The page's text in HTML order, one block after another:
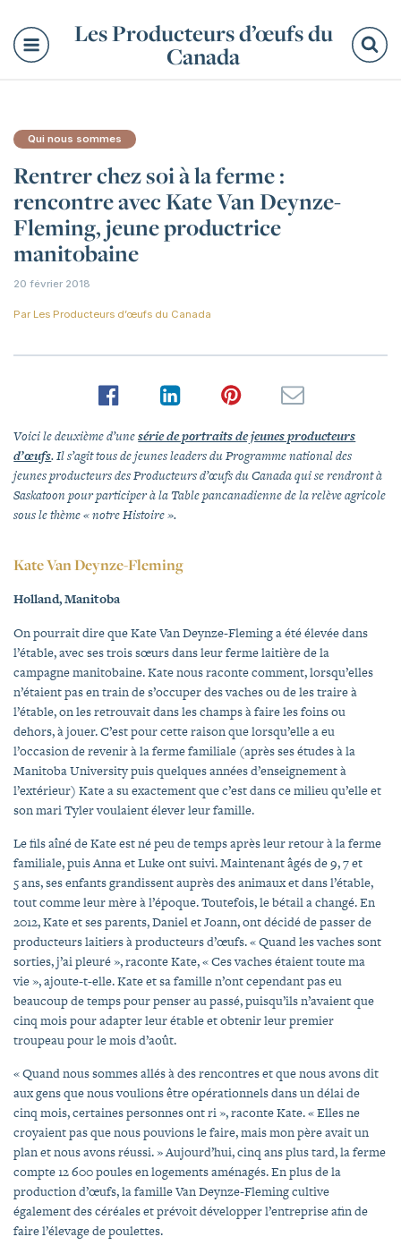
Les Producteurs d’œufs du
Canada
Qui nous sommes
Rentrer chez soi à la ferme :
rencontre avec Kate Van Deynze-
Fleming, jeune productrice
manitobaine
20 février 2018
Par Les Producteurs d’œufs du Canada
Voici le deuxième d’unesérie de portraits de jeunes producteurs
d’œufs.Il s’agit tous de jeunes leaders du Programme national des
jeunes producteurs des Producteurs d’œufs du Canada qui se rendront à
Saskatoon pour participer à la Table pancanadienne de la relève agricole
sous le thème « notre Histoire ».
Kate Van Deynze-Fleming
Holland, Manitoba
On pourrait dire que Kate Van Deynze-Fleming a été élevée dans
l’étable, avec ses trois sœurs dans leur ferme laitière de la
campagne manitobaine. Kate nous raconte comment, lorsqu’elles
n’étaient pas en train de s’occuper des vaches ou de les traire à
l’étable, on les retrouvait dans les champs à faire les foins ou
dehors, à jouer. C’est pour cette raison que lorsqu’elle a eu
l’occasion de revenir à la ferme familiale (après ses études à la
Manitoba University puis quelques années d’enseignement à
l’extérieur) Kate a su exactement que c’est dans ce milieu qu’elle et
son mari Tyler voulaient élever leur famille.
Le fils aîné de Kate est né peu de temps après leur retour à la ferme
familiale, puis Anna et Luke ont suivi. Maintenant âgés de 9, 7 et
5 ans, ses enfants grandissent auprès des animaux et dans l’étable,
tout comme leur mère à l’époque. Toutefois, le bétail a changé. En
2012, Kate et ses parents, Daniel et Joann, ont décidé de passer de
producteurs laitiers à producteurs d’œufs. « Quand les vaches sont
sorties, j’ai pleuré », raconte Kate, « Ces vaches étaient toute ma
vie », ajoute-t-elle. Kate et sa famille n’ont cependant pas eu
beaucoup de temps pour penser au passé, puisqu’ils n’avaient que
cinq mois pour adapter leur étable et obtenir leur premier
troupeau pour le mois d’août.
« Quand nous sommes allés à des rencontres et que nous avons dit
aux gens que nous voulions être opérationnels dans un délai de
cinq mois, certaines personnes ont ri », raconte Kate. « Elles ne
croyaient pas que nous pouvions le faire, mais mon père avait un
plan et nous avons réussi. » Aujourd’hui, cinq ans plus tard, la ferme
compte 12 600 poules en logements aménagés. En plus de la
production d’œufs, la famille Van Deynze-Fleming cultive
également des céréales et prévoit développer l’entreprise afin de
faire l’élevage de poulettes.